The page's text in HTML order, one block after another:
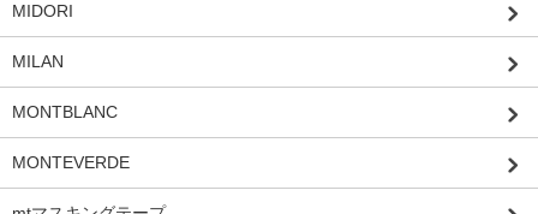
MIDORI
MILAN
MONTBLANC
MONTEVERDE